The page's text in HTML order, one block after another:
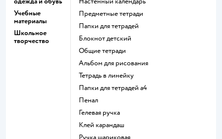
Учебные
материалы
Школьное
творчество
Предметные тетради
Папки для тетрадей
Блокнот детский
Общие тетради
Альбом для рисования
Тетрадь в линейку
Папки для тетрадей а4
Пенал
Гелевая ручка
Клей карандаш
Ручка шариковая